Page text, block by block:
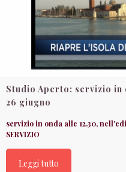
Studio Aperto: servizio in
26 giugno
servizio in onda alle 12.30,
SERVIZIO
Leggi tutto